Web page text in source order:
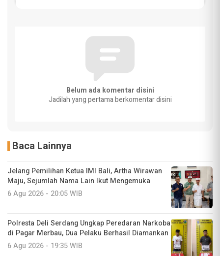
Belum ada komentar disini
Jadilah yang pertama berkomentar disini
Baca Lainnya
Jelang Pemilihan Ketua IMI Bali, Artha Wirawan
Maju, Sejumlah Nama Lain Ikut Mengemuka
6 Agu 2026 - 20:05 WIB
Polresta Deli Serdang Ungkap Peredaran Narkoba
di Pagar Merbau, Dua Pelaku Berhasil Diamankan
6 Agu 2026 - 19:35 WIB